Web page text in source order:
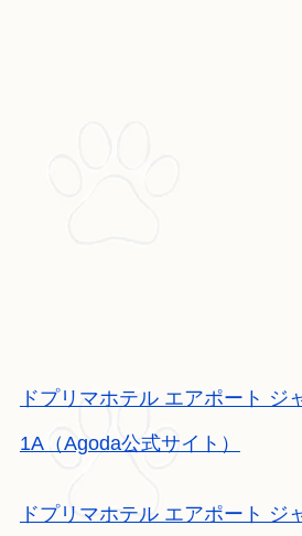
ドプリマホテル エアポート ジ
1A（Agoda公式サイト）
ドプリマホテル エアポート ジ